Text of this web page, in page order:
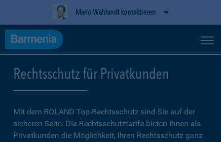
Mario Wahlandt kontaktieren
Rechtsschutz für Privatkunden
Mit dem ROLAND Top-Rechtsschutz sind Sie auf der
sicheren Seite. Die Rechtsschutztarife bieten Ihnen als
Privatkunden die Möglichkeit, Ihren Rechtsschutz ganz